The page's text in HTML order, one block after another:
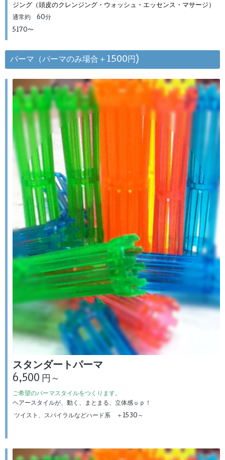
ジング（頭皮のクレンジング・ウォッシュ・エッセンス・マサージ）
通常約 60分
5170〜
パーマ（パーマのみ場合＋1500円)
スタンダートパーマ
6,500 円～
ご希望のパーマスタイルをつくります。
ヘアースタイルが、動く、まとまる、立体感ｕｐ！
ツイスト、スパイラルなどハード系 ＋1530～